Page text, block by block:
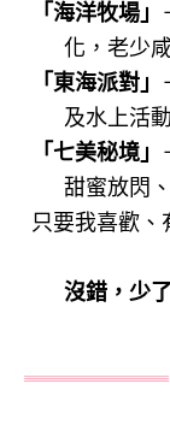
「海洋牧場」
化，老少
「東海派對」
及水上活
「七美秘境」
甜蜜放閃
只要我喜歡、
沒錯，少